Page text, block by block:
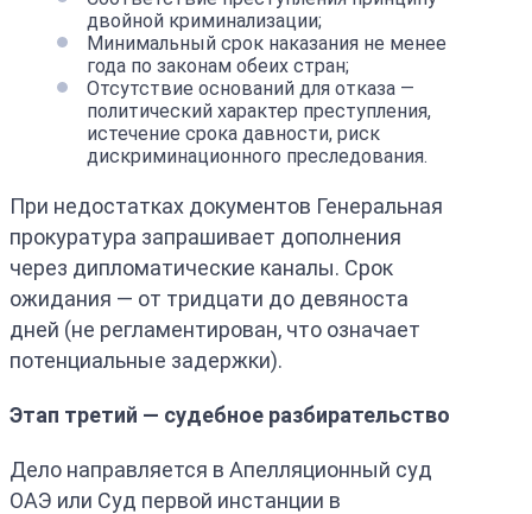
двойной криминализации;
Минимальный срок наказания не менее
года по законам обеих стран;
Отсутствие оснований для отказа —
политический характер преступления,
истечение срока давности, риск
дискриминационного преследования.
При недостатках документов Генеральная
прокуратура запрашивает дополнения
через дипломатические каналы. Срок
ожидания — от тридцати до девяноста
дней (не регламентирован, что означает
потенциальные задержки).
Этап третий — судебное разбирательство
Дело направляется в Апелляционный суд
ОАЭ или Суд первой инстанции в